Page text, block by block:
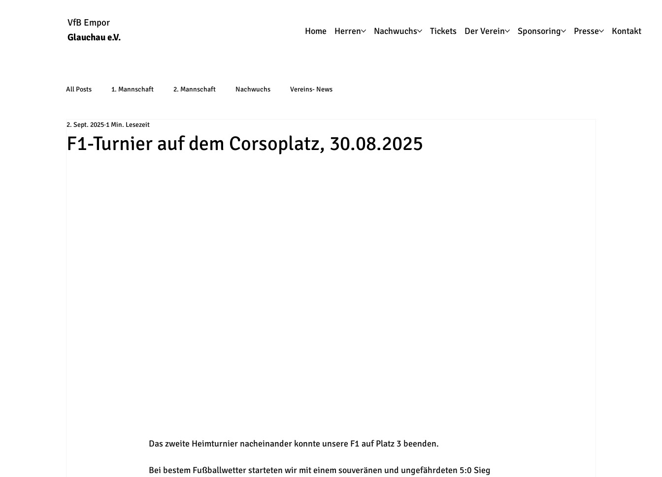
VfB Empor
Glauchau e.V.
Home Herren Nachwuchs Tickets Der Verein Sponsoring Presse Kontakt
All Posts 1. Mannschaft 2. Mannschaft Nachwuchs Vereins- News
F1-Turnier auf dem Corsoplatz, 30.08.2025
2. Sept. 2025 1 Min. Lesezeit
Das zweite Heimturnier nacheinander konnte unsere F1 auf Platz 3 beenden.
Bei bestem Fußballwetter starteten wir mit einem souveränen und ungefährdeten 5:0 Sieg